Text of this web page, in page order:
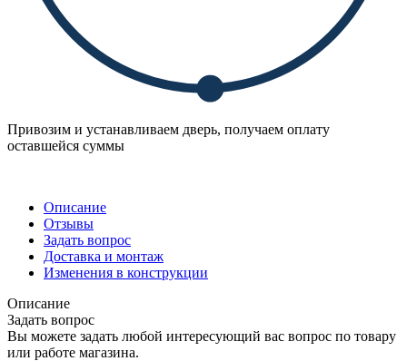
Привозим и устанавливаем дверь, получаем оплату
оставшейся суммы
Описание
Отзывы
Задать вопрос
Доставка и монтаж
Изменения в конструкции
Описание
Задать вопрос
Вы можете задать любой интересующий вас вопрос по товару
или работе магазина.